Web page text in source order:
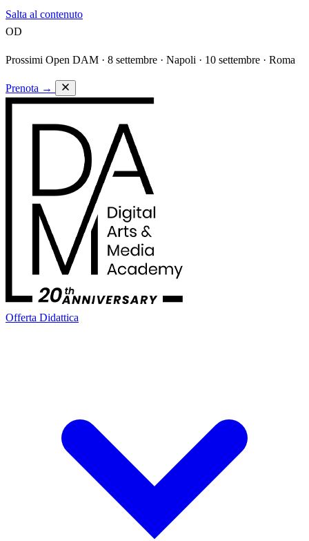
Salta al contenuto
OD
Prossimi Open DAM · 8 settembre · Napoli · 10 settembre · Roma
Prenota →
Offerta Didattica